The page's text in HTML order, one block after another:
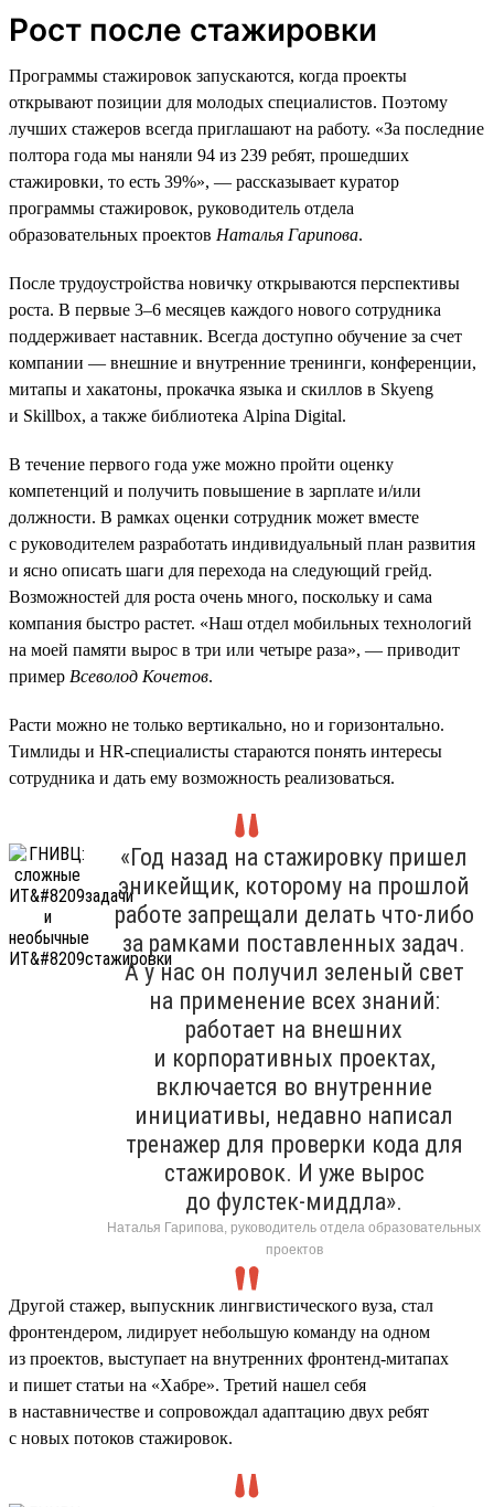
Рост после стажировки
Программы стажировок запускаются, когда проекты
открывают позиции для молодых специалистов. Поэтому
лучших стажеров всегда приглашают на работу. «За последние
полтора года мы наняли 94 из 239 ребят, прошедших
стажировки, то есть 39%», — рассказывает куратор
программы стажировок, руководитель отдела
образовательных проектов Наталья Гарипова.
После трудоустройства новичку открываются перспективы
роста. В первые 3–6 месяцев каждого нового сотрудника
поддерживает наставник. Всегда доступно обучение за счет
компании — внешние и внутренние тренинги, конференции,
митапы и хакатоны, прокачка языка и скиллов в Skyeng
и Skillbox, а также библиотека Alpina Digital.
В течение первого года уже можно пройти оценку
компетенций и получить повышение в зарплате и/или
должности. В рамках оценки сотрудник может вместе
с руководителем разработать индивидуальный план развития
и ясно описать шаги для перехода на следующий грейд.
Возможностей для роста очень много, поскольку и сама
компания быстро растет. «Наш отдел мобильных технологий
на моей памяти вырос в три или четыре раза», — приводит
пример Всеволод Кочетов.
Расти можно не только вертикально, но и горизонтально.
Тимлиды и HR-специалисты стараются понять интересы
сотрудника и дать ему возможность реализоваться.
«Год назад на стажировку пришел
эникейщик, которому на прошлой
работе запрещали делать что-либо
за рамками поставленных задач.
А у нас он получил зеленый свет
на применение всех знаний:
работает на внешних
и корпоративных проектах,
включается во внутренние
инициативы, недавно написал
тренажер для проверки кода для
стажировок. И уже вырос
до фулстек-миддла».
Наталья Гарипова, руководитель отдела образовательных
проектов
Другой стажер, выпускник лингвистического вуза, стал
фронтендером, лидирует небольшую команду на одном
из проектов, выступает на внутренних фронтенд-митапах
и пишет статьи на «Хабре». Третий нашел себя
в наставничестве и сопровождал адаптацию двух ребят
с новых потоков стажировок.